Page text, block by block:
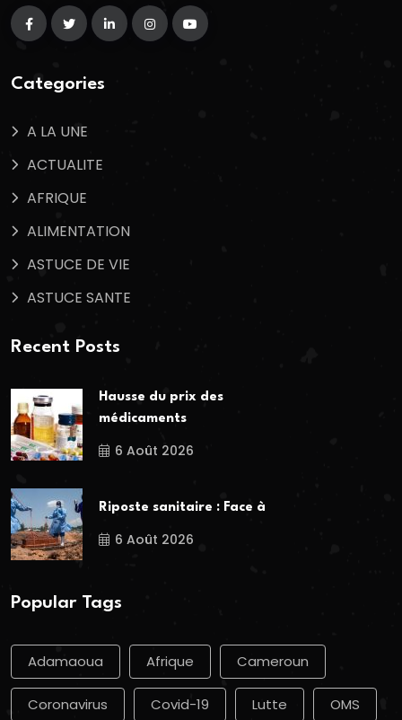
Categories
A LA UNE
ACTUALITE
AFRIQUE
ALIMENTATION
ASTUCE DE VIE
ASTUCE SANTE
Recent Posts
Hausse du prix des
médicaments
6 Août 2026
Riposte sanitaire : Face à
6 Août 2026
Popular Tags
Adamaoua Afrique Cameroun
Coronavirus Covid-19 Lutte OMS